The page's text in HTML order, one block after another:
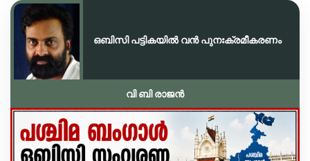
ഒബിസി പട്ടികയിൽ വൻ പുനഃക്രമീകരണം
വി ബി രാജൻ